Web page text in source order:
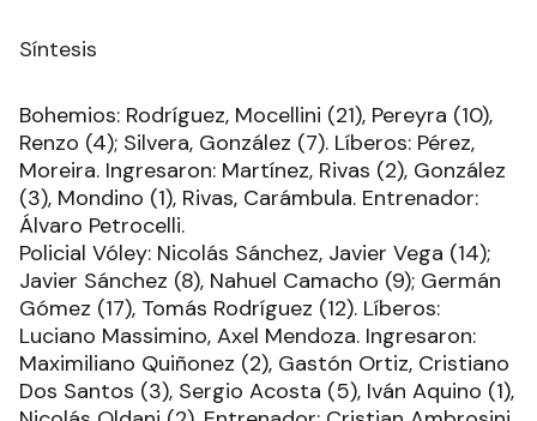
Síntesis
Bohemios: Rodríguez, Mocellini (21), Pereyra (10),
Renzo (4); Silvera, González (7). Líberos: Pérez,
Moreira. Ingresaron: Martínez, Rivas (2), González
(3), Mondino (1), Rivas, Carámbula. Entrenador:
Álvaro Petrocelli.
Policial Vóley: Nicolás Sánchez, Javier Vega (14);
Javier Sánchez (8), Nahuel Camacho (9); Germán
Gómez (17), Tomás Rodríguez (12). Líberos:
Luciano Massimino, Axel Mendoza. Ingresaron:
Maximiliano Quiñonez (2), Gastón Ortiz, Cristiano
Dos Santos (3), Sergio Acosta (5), Iván Aquino (1),